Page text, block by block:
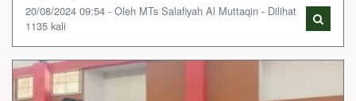
20/08/2024 09:54 - Oleh MTs Salafiyah Al Muttaqin - Dilihat
1135 kali